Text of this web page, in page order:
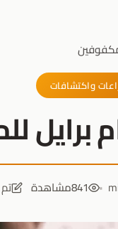
واكتشافات
برايل
841مشاهدة